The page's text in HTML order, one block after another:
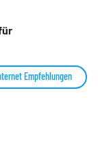
Empfehlungen